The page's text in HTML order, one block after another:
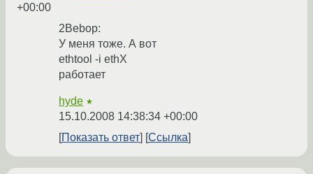
+00:00
2Bebop:
У меня тоже. А вот
ethtool -i ethX
работает
hyde ★
15.10.2008 14:38:34 +00:00
Показать ответ
Ссылка